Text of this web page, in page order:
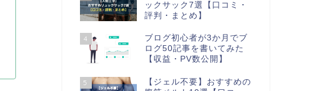
ックサック7選【口コミ・
評判・まとめ】
4
ブログ初心者が3か月でブ
ログ50記事を書いてみた
【収益・PV数公開】
5
【ジェル不要】おすすめの